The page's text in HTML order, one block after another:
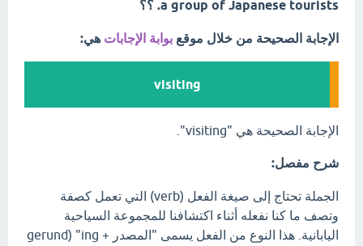
a group of Japanese tourists. ؟؟
الإجابة الصحيحة من خلال موقع بوابة الإجابات هي:
visiting
الإجابة الصحيحة هي "visiting".
شرح مفصل:
الجملة تحتاج إلى صيغة الفعل (verb) التي تعمل كصفة
وتصف ما كنا نفعله أثناء اكتشافنا للمجموعة السياحية
اليابانية. هذا النوع من الفعل يسمى "المصدر + ing" (gerund